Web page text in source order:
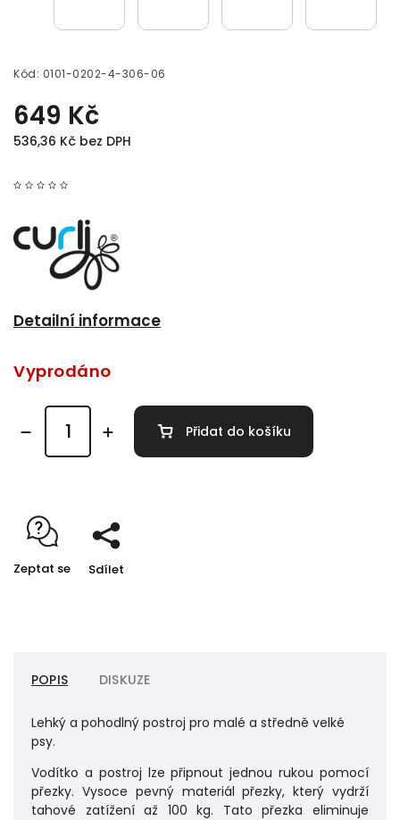
Kód: 0101-0202-4-306-06
649 Kč
536,36 Kč bez DPH
Detailní informace
Vyprodáno
Přidat do košíku
Zeptat se Sdílet
POPIS DISKUZE
Lehký a pohodlný postroj pro malé a středně velké
psy.
Vodítko a postroj lze připnout jednou rukou pomocí
přezky. Vysoce pevný materiál přezky, který vydrží
tahové zatížení až 100 kg. Tato přezka eliminuje